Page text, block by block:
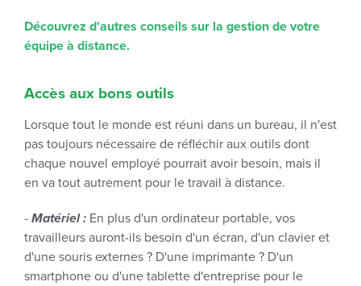
Découvrez d'autres conseils sur la gestion de votre
équipe à distance.
Accès aux bons outils
Lorsque tout le monde est réuni dans un bureau, il n'est
pas toujours nécessaire de réfléchir aux outils dont
chaque nouvel employé pourrait avoir besoin, mais il
en va tout autrement pour le travail à distance.
- Matériel : En plus d'un ordinateur portable, vos
travailleurs auront-ils besoin d'un écran, d'un clavier et
d'une souris externes ? D'une imprimante ? D'un
smartphone ou d'une tablette d'entreprise pour le